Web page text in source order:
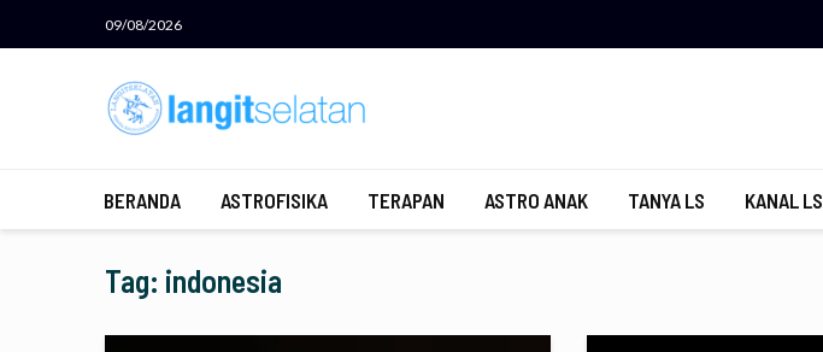
09/08/2026
BERANDA ASTROFISIKA TERAPAN ASTRO ANAK TANYA LS KANAL LS
Tag: indonesia